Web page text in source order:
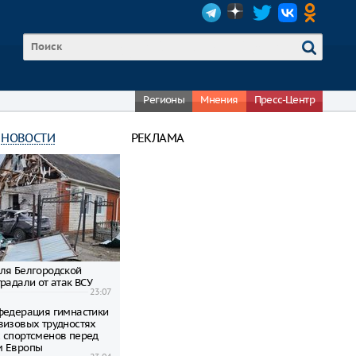
Регионы Мнения Пресс-Центр
Белгородской
от атак ВСУ
23:07
гимнастики
трудностях
перед
Европы
РЕКЛАМА